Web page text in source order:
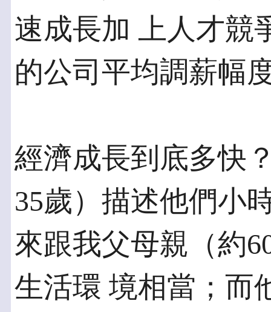
速成長加 上人才競
的公司平均調薪幅
經濟成長到底多快
35歲）描述他們小
來跟我父母親（約
生活環 境相當；而